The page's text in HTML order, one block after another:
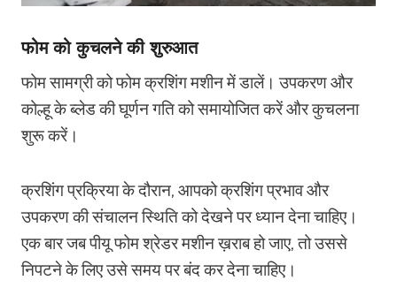
फोम को कुचलने की शुरुआत
फोम सामग्री को फोम क्रशिंग मशीन में डालें। उपकरण और
कोल्हू के ब्लेड की घूर्णन गति को समायोजित करें और कुचलना
शुरू करें।
क्रशिंग प्रक्रिया के दौरान, आपको क्रशिंग प्रभाव और
उपकरण की संचालन स्थिति को देखने पर ध्यान देना चाहिए।
एक बार जब पीयू फोम श्रेडर मशीन ख़राब हो जाए, तो उससे
निपटने के लिए उसे समय पर बंद कर देना चाहिए।